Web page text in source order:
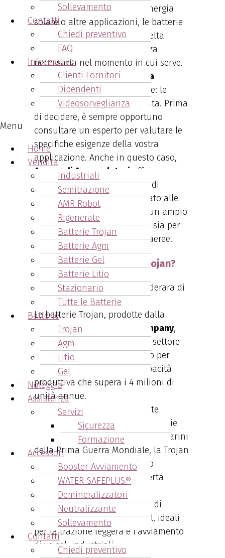
Sollevamento
Contatti
Chiedi preventivo
FAQ
Informative
Clienti Fornitori
Dipendenti
Videosorveglianza
Menu
Home
Vendita
Industriali
Semitrazione
AMR Robot
Rigenerate
Batterie Trojan
Batterie Agm
Batterie Gel
Batterie Litio
Stazionario
Tutte le Batterie
Batterie
Trojan
Agm
Litio
Gel
Noleggio
Assistenza
Servizi
Sicurezza
Formazione
Accessori
Booster Avviamento
WATER-SAFEPLUS®
Demineralizzatori
Neutralizzante
Sollevamento
Contatti
Chiedi preventivo
vostro veicolo, il sistema di energia
solare o altre applicazioni, le batterie
Trojan rappresentano una scelta
saggia, assicurando la potenza
necessaria nel momento in cui serve.
Per una soluzione energetica
affidabile, non cercate altrove: le
batterie Trojan sono la risposta. Prima
di decidere, è sempre opportuno
consultare un esperto per valutare le
specifiche esigenze della vostra
applicazione. Anche in questo caso,
Arcangeli Accumulatori offre
consulenza specifica sul tipo di
batteria maggiormente indicato alle
tue esigenze. Disponiamo di un ampio
magazzino di batterie Trojan, sia per
golf car che per piattaforme aeree.
Chi produce le batterie Trojan?
Le batterie Trojan, prodotte dalla
rinomataTrojan Battery Company,
sono una scelta primaria nel settore
delle batterie a ciclo profondo per
trazione leggera, con una capacità
produttiva che supera i 4 milioni di
unità annue.
Fondata nel 1925
, inizialmente
dedicata alla produzione di batterie
per strumenti di bordo dei sottomarini
della Prima Guerra Mondiale, la Trojan
Battery Company ha ampliato
significativamente la sua offerta
durante gli anni ’50, ’60 e ’70.
Oggi, offre una vasta gamma di
batterie al piombo acido e gel, ideali
per la trazione leggera e l’avviamento
di veicoli industriali.